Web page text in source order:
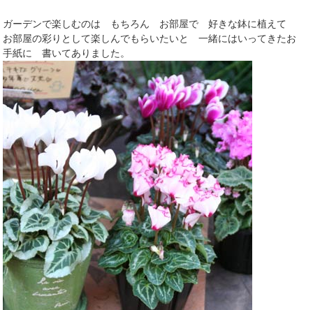
ガーデンで楽しむのは もちろん お部屋で 好きな鉢に植えて
お部屋の彩りとして楽しんでもらいたいと 一緒にはいってきたお
手紙に 書いてありました。